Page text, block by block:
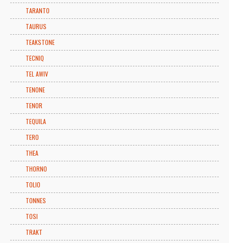
TARANTO
TAURUS
TEAKSTONE
TECNIQ
TEL AWIV
TENONE
TENOR
TEQUILA
TERO
THEA
THORNO
TOLIO
TONNES
TOSI
TRAKT